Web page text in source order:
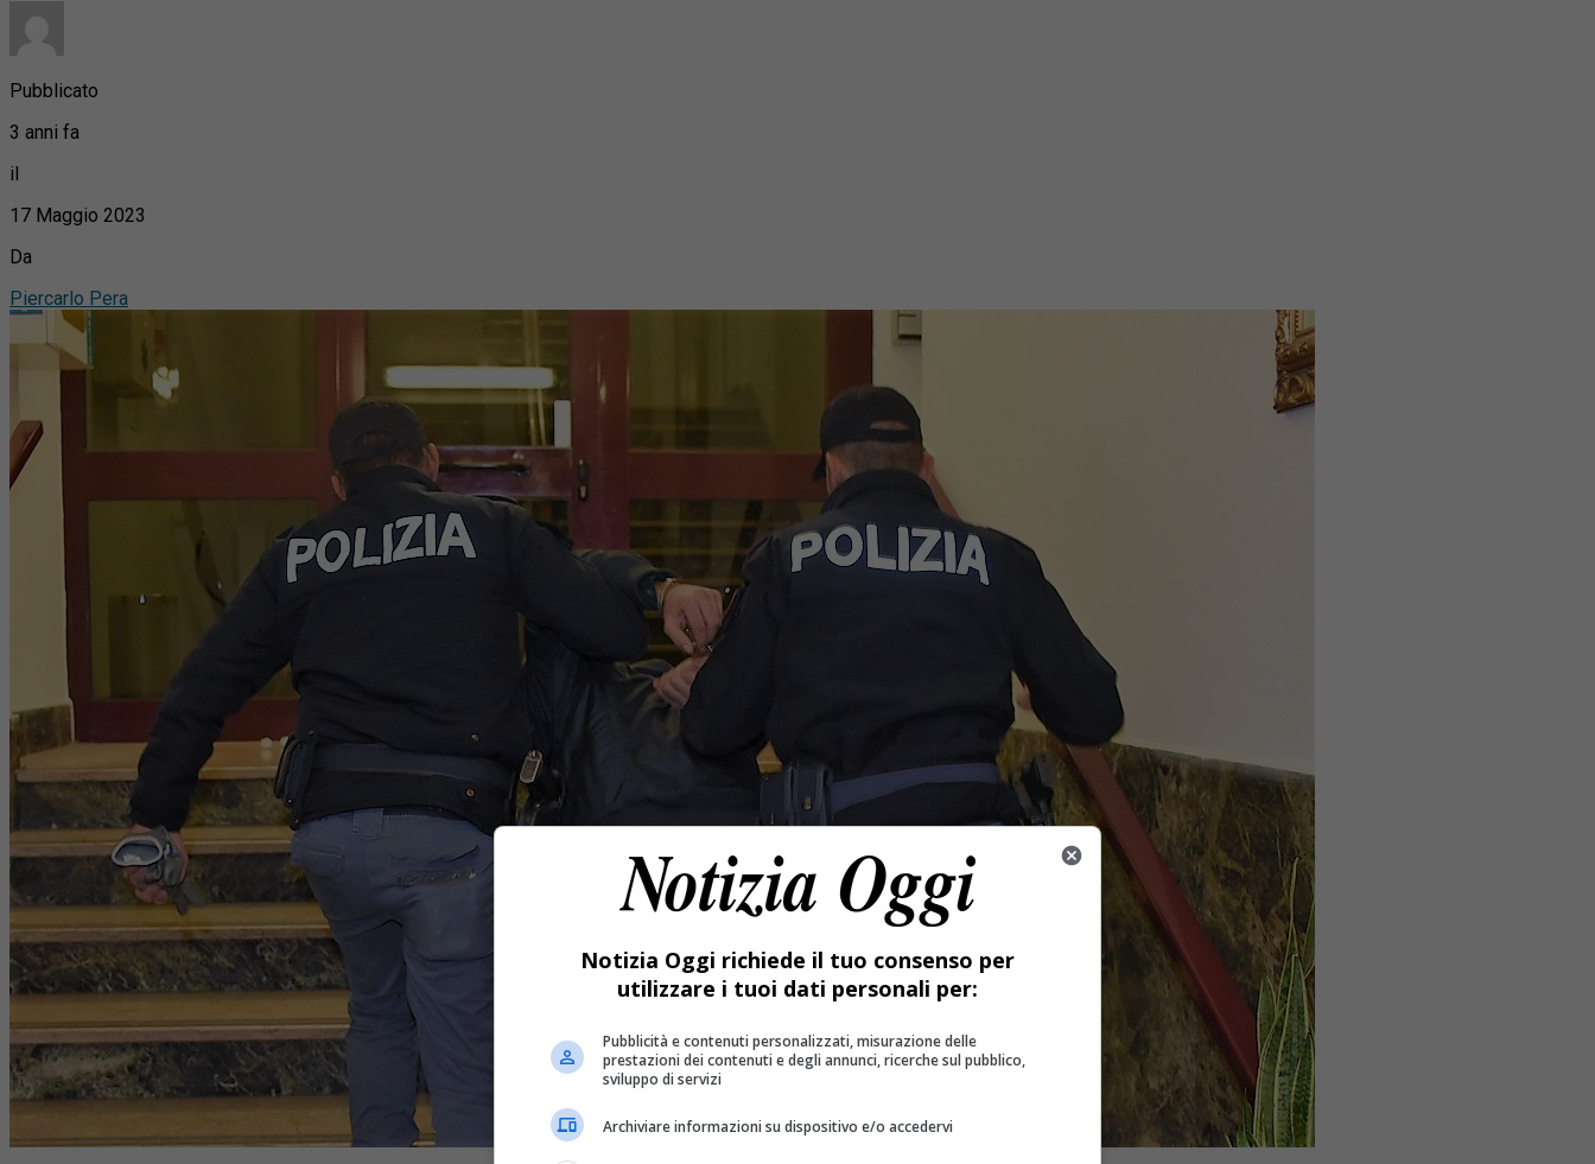
Pubblicato
3 anni fa
il
17 Maggio 2023
Da
Piercarlo Pera
Notizia Oggi richiede il tuo consenso per
utilizzare i tuoi dati personali per:
Pubblicità e contenuti personalizzati, misurazione delle
prestazioni dei contenuti e degli annunci, ricerche sul pubblico,
sviluppo di servizi
Archiviare informazioni su dispositivo e/o accedervi